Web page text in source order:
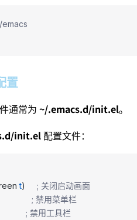
置
通常为 ~/.emacs.d/init.el。
init.el 配置文件：
t) ; 关闭启动画面
; 禁用菜单栏
; 禁用工具栏